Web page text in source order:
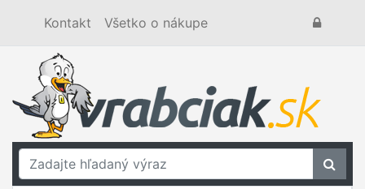
Kontakt Všetko o nákupe